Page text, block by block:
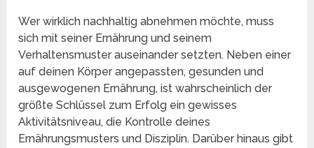
Wer wirklich nachhaltig abnehmen möchte, muss
sich mit seiner Ernährung und seinem
Verhaltensmuster auseinander setzten. Neben einer
auf deinen Körper angepassten, gesunden und
ausgewogenen Ernährung, ist wahrscheinlich der
größte Schlüssel zum Erfolg ein gewisses
Aktivitätsniveau, die Kontrolle deines
Ernährungsmusters und Disziplin. Darüber hinaus gibt